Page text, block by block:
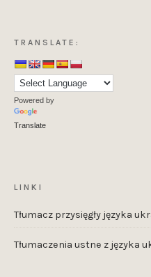
TRANSLATE:
Powered by
Translate
LINKI
Tłumacz przysięgły języka
Tłumaczenia ustne z języka